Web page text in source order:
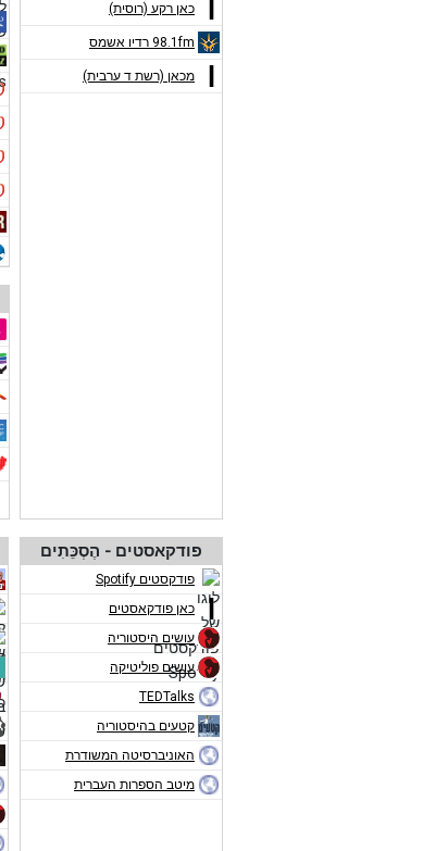
כאן רקע (רוסית)
98.1fm רדיו אשמס
מכאן (רשת ד ערבית)
פודקאסטים - הֶסְכֵּתִים
פודקסטים Spotify
כאן פודקאסטים
עושים היסטוריה
עושים פוליטיקה
TEDTalks
קטעים בהיסטוריה
האוניברסיטה המשודרת
מיטב הספרות העברית